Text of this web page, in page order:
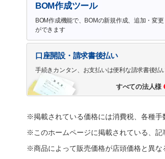
BOM作成ツール
BOM作成機能で、BOMの新規作成、追加・変
ができます
口座開設・請求書後払い
手続きカンタン、お支払いは便利な請求書後払
すべての法人様
※掲載されている価格には消費税、各種手
※このホームページに掲載されている、記
※商品によって販売価格が店頭価格と異な